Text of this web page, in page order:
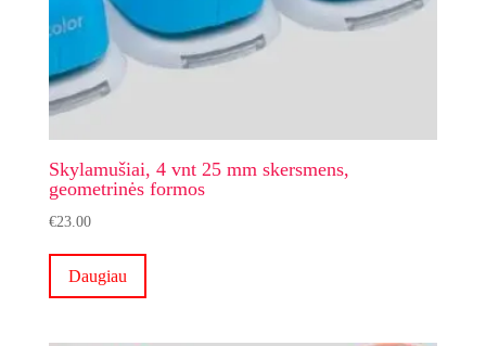
Skylamušiai, 4 vnt 25 mm skersmens,
geometrinės formos
€23.00
Daugiau